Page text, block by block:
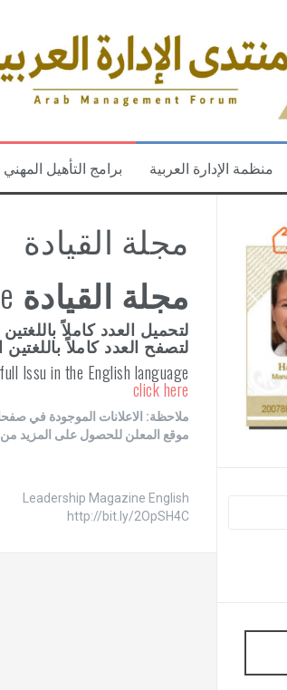
برامج التأهيل المهني منظمة الإدارة العربية
مجلة القيادة
مجلة القيادة
لتحميل العدد كاملاً
لتصفح العدد كاملاً
Issu in the English language
click here
ملاحظة: الاعلانات الموجودة في
موقع المعلن للحصول على المزيد
Leadership Magazine English
http://bit.ly/2OpSH4C